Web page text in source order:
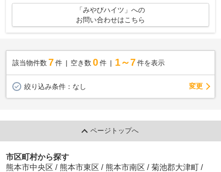
「みやびハイツ」への
お問い合わせはこちら
該当物件数 7件 空き数 0 件 1～7 件を表示
絞り込み条件： なし 変更
ページトップへ
市区町村から探す
熊本市中央区 / 熊本市東区 / 熊本市南区 / 菊池郡大津町 /